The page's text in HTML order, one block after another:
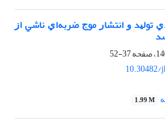
ﻭ ﺍﻧﺘﺸﺎﺭ ﻣﻮﺝ ﺿﺮﺑﻪﺍﻱ ﻧﺎﺷﻲ ﺍﺯ
37-52
10.30482/
1.99 M